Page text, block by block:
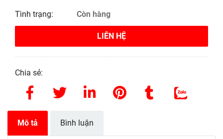
Tình trạng: Còn hàng
LIÊN HỆ
Chia sẻ:
Mô tả Bình luận